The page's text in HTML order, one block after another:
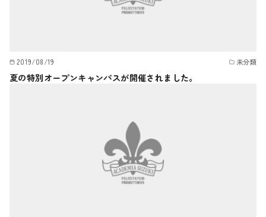
2019/08/19 未分類
夏の特別オープンキャンパスが開催されました。